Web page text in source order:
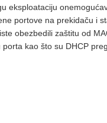
eksploataciju
portove na prekidaču i
obezbedili zaštitu od
kao što su DHCP